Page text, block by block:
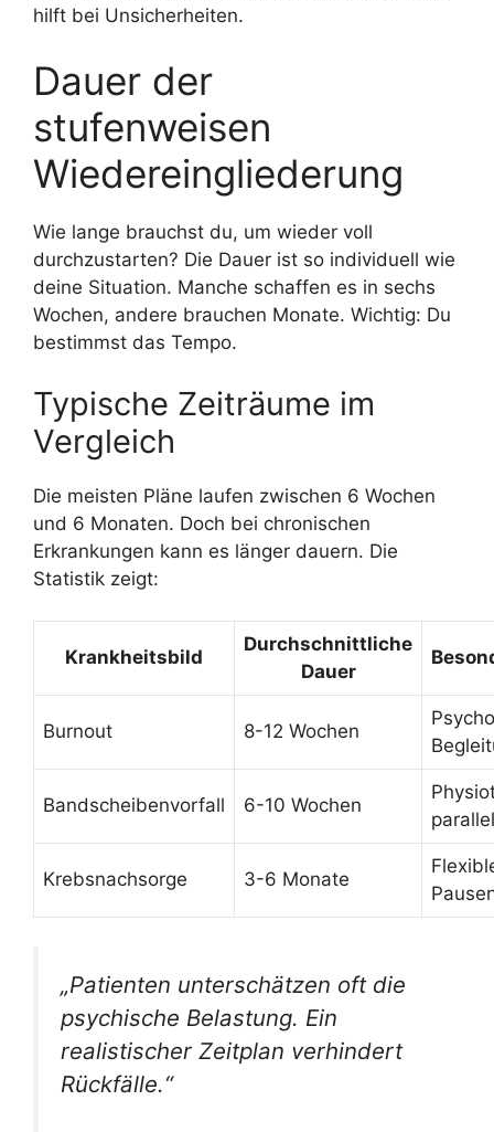
hilft bei Unsicherheiten.
Dauer der
stufenweisen
Wiedereingliederung
Wie lange brauchst du, um wieder voll
durchzustarten? Die Dauer ist so individuell wie
deine Situation. Manche schaffen es in sechs
Wochen, andere brauchen Monate. Wichtig: Du
bestimmst das Tempo.
Typische Zeiträume im
Vergleich
Die meisten Pläne laufen zwischen 6 Wochen
und 6 Monaten. Doch bei chronischen
Erkrankungen kann es länger dauern. Die
Statistik zeigt:
Krankheitsbild
Durchschnittliche
Dauer
Burnout 8-12 Wochen
Bandscheibenvorfall 6-10 Wochen
parallel
Krebsnachsorge 3-6 Monate
„Patienten unterschätzen oft die
psychische Belastung. Ein
realistischer Zeitplan verhindert
Rückfälle.“